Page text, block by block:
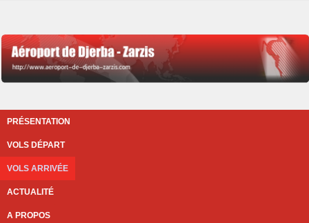
PRÉSENTATION
VOLS DÉPART
VOLS ARRIVÉE
ACTUALITÉ
A PROPOS